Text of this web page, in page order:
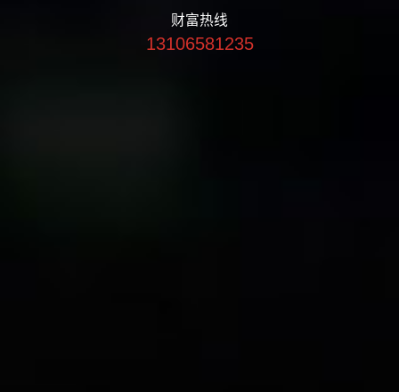
财富热线
13106581235